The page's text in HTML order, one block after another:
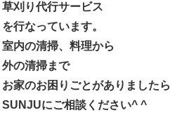
草刈り代行サービス
を行なっています。
室内の清掃、料理から
外の清掃まで
お家のお困りごとがありましたら
SUNJUにご相談ください^ ^